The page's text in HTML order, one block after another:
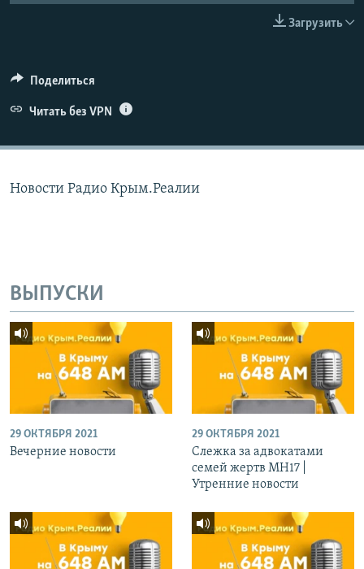
ELIFBE
УКРАИНСКАЯ ПРОБЛЕМА КРЫМА
Загрузить
Поделиться
Читать без VPN
Новости Радио Крым.Реалии
ВЫПУСКИ
29 ОКТЯБРЯ 2021
Вечерние новости
29 ОКТЯБРЯ 2021
Слежка за адвокатами
семей жертв МН17 |
Утренние новости